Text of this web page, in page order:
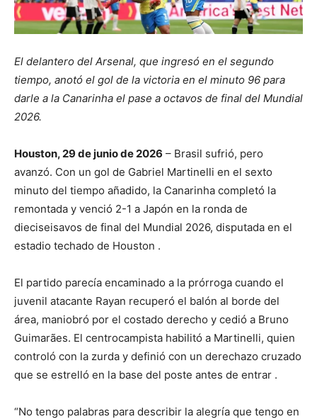
El delantero del Arsenal, que ingresó en el segundo
tiempo, anotó el gol de la victoria en el minuto 96 para
darle a la Canarinha el pase a octavos de final del Mundial
2026.
Houston, 29 de junio de 2026 – Brasil sufrió, pero
avanzó. Con un gol de Gabriel Martinelli en el sexto
minuto del tiempo añadido, la Canarinha completó la
remontada y venció 2-1 a Japón en la ronda de
dieciseisavos de final del Mundial 2026, disputada en el
estadio techado de Houston .
El partido parecía encaminado a la prórroga cuando el
juvenil atacante Rayan recuperó el balón al borde del
área, maniobró por el costado derecho y cedió a Bruno
Guimarães. El centrocampista habilitó a Martinelli, quien
controló con la zurda y definió con un derechazo cruzado
que se estrelló en la base del poste antes de entrar .
“No tengo palabras para describir la alegría que tengo en